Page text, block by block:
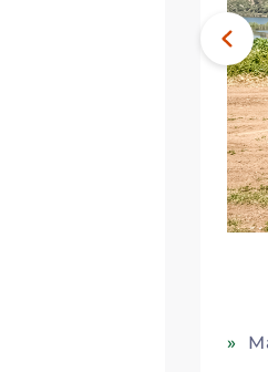
Vorheriges
Bild